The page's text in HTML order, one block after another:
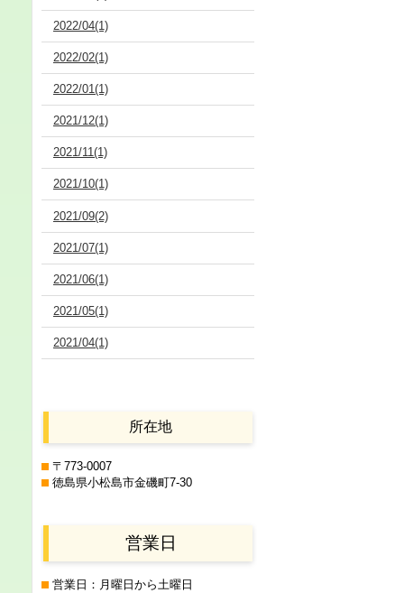
2022/04(1)
2022/02(1)
2022/01(1)
2021/12(1)
2021/11(1)
2021/10(1)
2021/09(2)
2021/07(1)
2021/06(1)
2021/05(1)
2021/04(1)
所在地
〒773-0007
徳島県小松島市金磯町7-30
営業日
営業日：月曜日から土曜日